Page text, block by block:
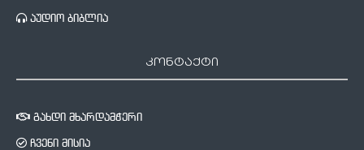
აუდიო ბიბლია
კონტაქტი
გახდი მხარდამჭერი
ჩვენი მისია